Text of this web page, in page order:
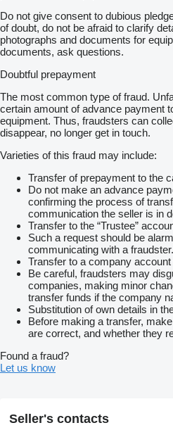
Do not give consent to dubious
of doubt, do not be afraid to clarify
photographs and documents for
documents, ask questions.
Doubtful prepayment
The most common type of fraud.
certain amount of advance payment
equipment. Thus, fraudsters can
disappear, no longer get in touch.
Varieties of this fraud may include:
Transfer of prepayment to the
Do not make an advance
confirming the process of
communication the seller is in
Transfer to the “Trustee”
Such a request should be
communicating with a fraudster.
Transfer to a company
Be careful, fraudsters may
companies, making minor
transfer funds if the company
Substitution of own details in
Before making a transfer,
are correct, and whether they
Found a fraud?
Let us know
Seller's contacts